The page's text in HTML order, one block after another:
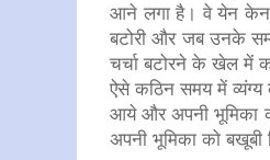
आने लगा है। वे येन केन
बटोरी और जब उनके
चर्चा बटोरने के खेल में
ऐसे कठिन समय में व्यंग्य
आये और अपनी भूमिका
अपनी भूमिका को बखूबी